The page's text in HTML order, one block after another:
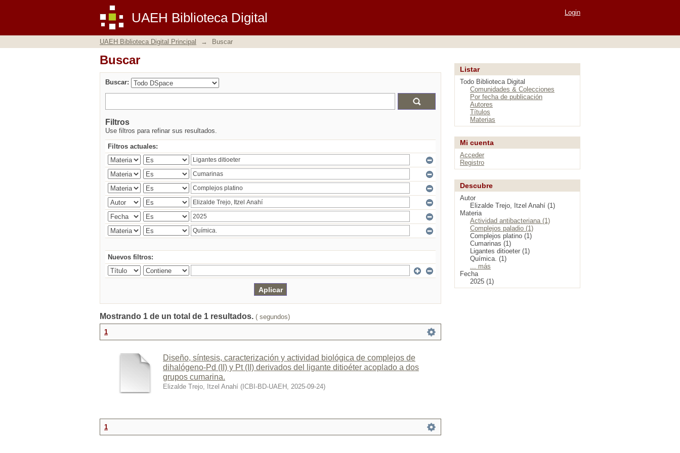
UAEH Biblioteca Digital
Buscar Login
UAEH Biblioteca Digital Principal → Buscar
Buscar
Buscar:
Filtros
Use filtros para refinar sus resultados.
Filtros actuales:
Nuevos filtros:
Mostrando 1 de un total de 1 resultados. ( segundos)
1
Diseño, síntesis, caracterización y actividad biológica de complejos de
dihalógeno-Pd (II) y Pt (II) derivados del ligante ditioéter acoplado a dos
grupos cumarina.
Elizalde Trejo, Itzel Anahí ( ICBI-BD-UAEH , 2025-09-24)
1
Listar
Todo Biblioteca Digital
Comunidades & Colecciones
Por fecha de publicación
Autores
Títulos
Materias
Mi cuenta
Acceder
Registro
Descubre
Autor
Elizalde Trejo, Itzel Anahí (1)
Materia
Actividad antibacteriana (1)
Complejos paladio (1)
Complejos platino (1)
Cumarinas (1)
Ligantes ditioeter (1)
Química. (1)
... más
Fecha
2025 (1)